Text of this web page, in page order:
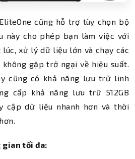
cũng hỗ trợ tùy chọn bộ
này cho phép bạn làm việc với
lúc, xử lý dữ liệu lớn và chạy các
gặp trở ngại về hiệu suất.
cũng có khả năng lưu trữ linh
cấp khả năng lưu trữ 512GB
cập dữ liệu nhanh hơn và thời
gian tối đa: